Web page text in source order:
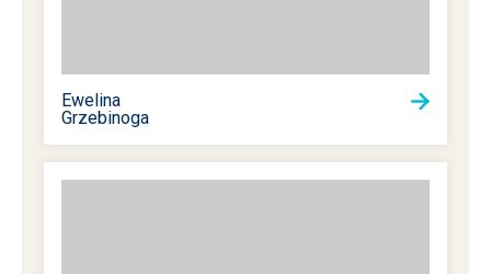
Ewelina
Grzebinoga